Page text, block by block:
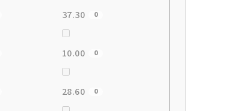
37.30 0
10.00 0
28.60 0